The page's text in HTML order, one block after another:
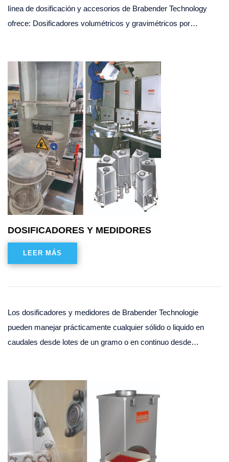
línea de dosificación y accesorios de Brabender Technology
ofrece: Dosificadores volumétricos y gravimétricos por…
DOSIFICADORES Y MEDIDORES
LEER MÁS
Los dosificadores y medidores de Brabender Technologie
pueden manejar prácticamente cualquier sólido o liquido en
caudales desde lotes de un gramo o en continuo desde…